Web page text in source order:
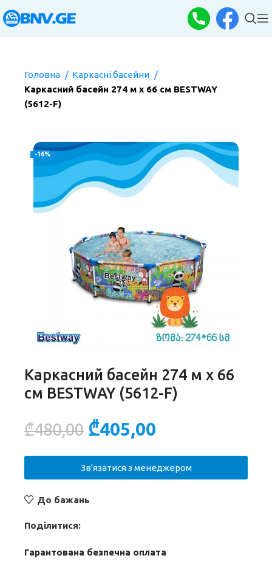
Головна
Каркасні басейни
Каркасний басейн 274 м х 66 см BESTWAY
(5612-F)
-16%
Каркасний басейн 274 м х 66
см BESTWAY (5612-F)
₾480,00 ₾405,00
Зв'язатися з менеджером
До бажань
Поділитися:
Гарантована безпечна оплата